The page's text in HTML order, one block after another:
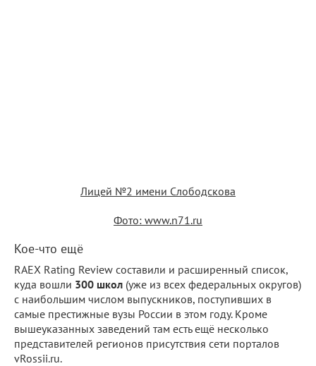
Лицей №2 имени Слободскова
Фото: www.n71.ru
Кое-что ещё
RAEX Rating Review составили и расширенный список,
куда вошли 300 школ (уже из всех федеральных округов)
с наибольшим числом выпускников, поступивших в
самые престижные вузы России в этом году. Кроме
вышеуказанных заведений там есть ещё несколько
представителей регионов присутствия сети порталов
vRossii.ru.